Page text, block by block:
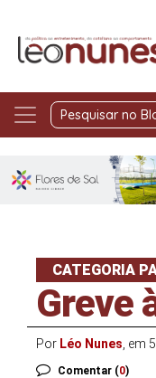
CATEGORIA
Greve
Por Léo Nunes , em
Comentar (0)